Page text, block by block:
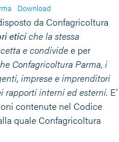
Download
da Confagricoltura
eticiche la stessa
e condividee per
Confagricoltura Parma, i
imprese e imprenditori
rapporti interni ed esterni. E’
contenute nel Codice
quale Confagricoltura